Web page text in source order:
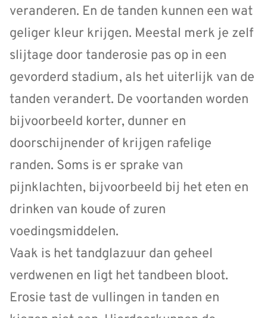
veranderen. En de tanden kunnen een wat
geliger kleur krijgen. Meestal merk je zelf
slijtage door tanderosie pas op in een
gevorderd stadium, als het uiterlijk van de
tanden verandert. De voortanden worden
bijvoorbeeld korter, dunner en
doorschijnender of krijgen rafelige
randen. Soms is er sprake van
pijnklachten, bijvoorbeeld bij het eten en
drinken van koude of zuren
voedingsmiddelen.
Vaak is het tandglazuur dan geheel
verdwenen en ligt het tandbeen bloot.
Erosie tast de vullingen in tanden en